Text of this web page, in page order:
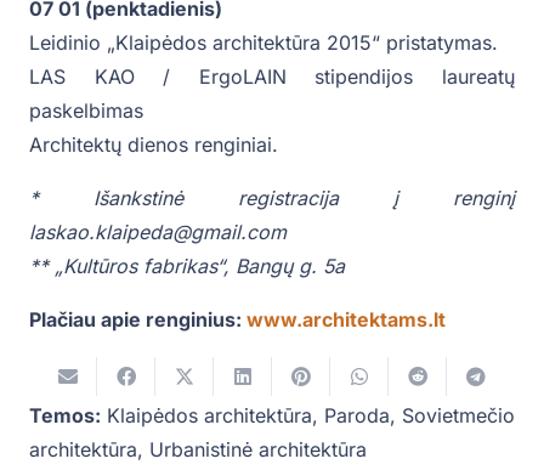
07 01 (penktadienis)
Leidinio „Klaipėdos architektūra 2015“ pristatymas.
LAS KAO / ErgoLAIN stipendijos laureatų
paskelbimas
Architektų dienos renginiai.
* Išankstinė registracija į renginį
laskao.klaipeda@gmail.com
** „Kultūros fabrikas“, Bangų g. 5a
Plačiau apie renginius: www.architektams.lt
Temos: Klaipėdos architektūra, Paroda, Sovietmečio
architektūra, Urbanistinė architektūra